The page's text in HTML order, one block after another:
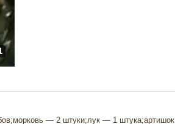
— 2 штуки;лук — 1 штука;артишок